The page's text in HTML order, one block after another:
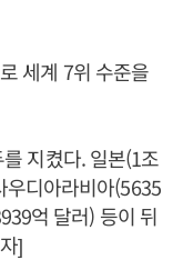
세계 7위 수준을
지켰다. 일본(1조
우디아라비아(5635
억 달러) 등이 뒤
]